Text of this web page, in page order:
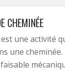
CHEMINÉE
une activité
une